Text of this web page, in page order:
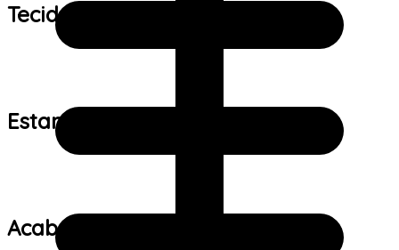
Tecido:
Estampa:
Acabamento: